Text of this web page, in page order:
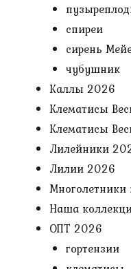
спиреи
сирень
чубушник
Каллы 2026
Клематисы
Клематисы
Лилейники
Лилии 2026
Многолетники
Наша
ОПТ 2026
гортензии